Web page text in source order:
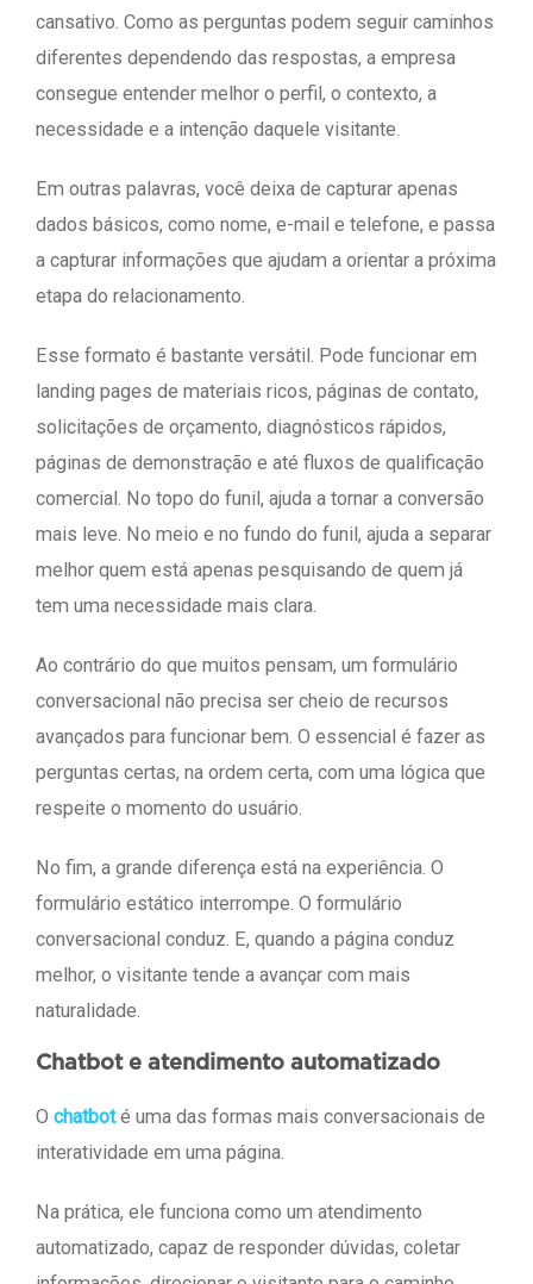
cansativo. Como as perguntas podem seguir caminhos
diferentes dependendo das respostas, a empresa
consegue entender melhor o perfil, o contexto, a
necessidade e a intenção daquele visitante.
Em outras palavras, você deixa de capturar apenas
dados básicos, como nome, e-mail e telefone, e passa
a capturar informações que ajudam a orientar a próxima
etapa do relacionamento.
Esse formato é bastante versátil. Pode funcionar em
landing pages de materiais ricos, páginas de contato,
solicitações de orçamento, diagnósticos rápidos,
páginas de demonstração e até fluxos de qualificação
comercial. No topo do funil, ajuda a tornar a conversão
mais leve. No meio e no fundo do funil, ajuda a separar
melhor quem está apenas pesquisando de quem já
tem uma necessidade mais clara.
Ao contrário do que muitos pensam, um formulário
conversacional não precisa ser cheio de recursos
avançados para funcionar bem. O essencial é fazer as
perguntas certas, na ordem certa, com uma lógica que
respeite o momento do usuário.
No fim, a grande diferença está na experiência. O
formulário estático interrompe. O formulário
conversacional conduz. E, quando a página conduz
melhor, o visitante tende a avançar com mais
naturalidade.
Chatbot e atendimento automatizado
O chatboté uma das formas mais conversacionais de
interatividade em uma página.
Na prática, ele funciona como um atendimento
automatizado, capaz de responder dúvidas, coletar